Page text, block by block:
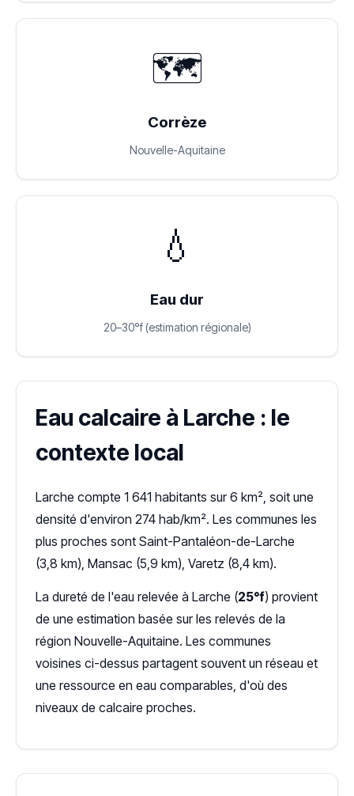
🗺️
Corrèze
Nouvelle-Aquitaine
💧
Eau dur
20–30°f (estimation régionale)
Eau calcaire à Larche : le
contexte local
Larche compte 1 641 habitants sur 6 km², soit une
densité d'environ 274 hab/km². Les communes les
plus proches sont Saint-Pantaléon-de-Larche
(3,8 km), Mansac (5,9 km), Varetz (8,4 km).
La dureté de l'eau relevée à Larche (25°f) provient
de une estimation basée sur les relevés de la
région Nouvelle-Aquitaine. Les communes
voisines ci-dessus partagent souvent un réseau et
une ressource en eau comparables, d'où des
niveaux de calcaire proches.